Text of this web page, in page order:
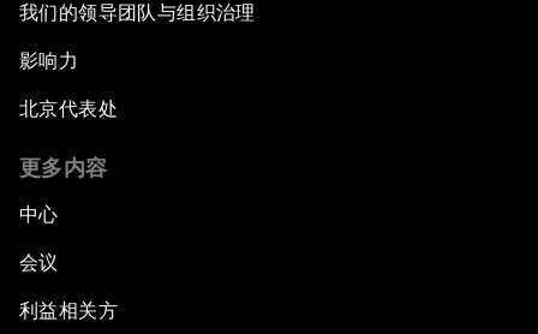
我们的领导团队与组织治理
影响力
北京代表处
更多内容
中心
会议
利益相关方